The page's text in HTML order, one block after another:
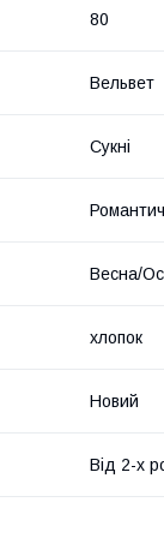
80
Вельвет
Сукні
Весна/
хлопок
Новий
Від 2-х